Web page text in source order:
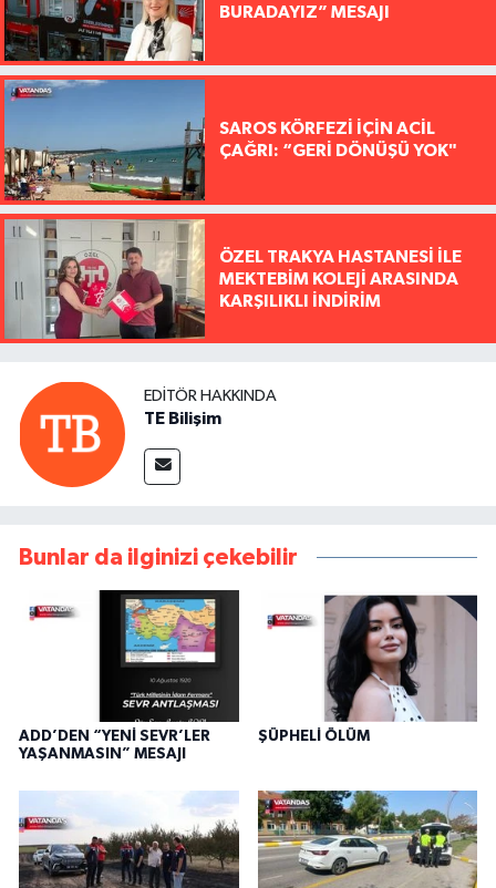
BURADAYIZ” MESAJI
SAROS KÖRFEZİ İÇİN ACİL
ÇAĞRI: “GERİ DÖNÜŞÜ YOK"
ÖZEL TRAKYA HASTANESİ İLE
MEKTEBİM KOLEJİ ARASINDA
KARŞILIKLI İNDİRİM
EDITÖR HAKKINDA
TE Bilişim
Bunlar da ilginizi çekebilir
ADD’DEN “YENİ SEVR’LER
YAŞANMASIN” MESAJI
ŞÜPHELİ ÖLÜM